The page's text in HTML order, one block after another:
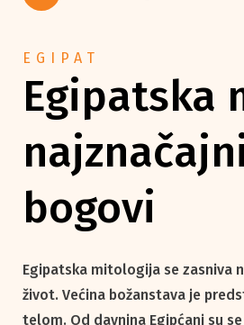
EGIPAT
Egipatska
bogovi
Egipatska mitologija se zasniva
život. Većina božanstava je
telom. Od davnina Egipćani su